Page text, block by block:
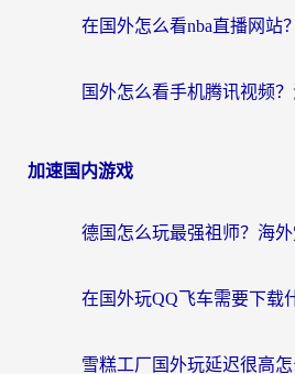
加速国内游戏